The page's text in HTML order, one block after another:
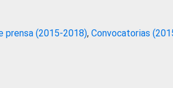
prensa (2015-2018), Convocatorias